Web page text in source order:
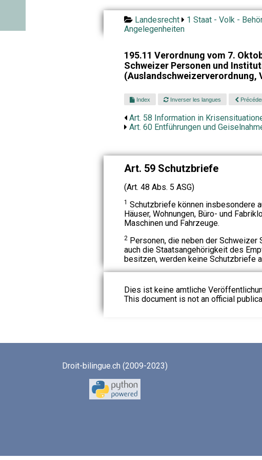
Landesrecht 1 Staat - Volk -
Angelegenheiten
195.11 Verordnung vom 7.
Schweizer Personen und
(Auslandschweizerverordnung,
Index Inverser les langues
Art. 58 Information in
Art. 60 Entführungen und
Art. 59 Schutzbriefe
(Art. 48 Abs. 5 ASG)
1 Schutzbriefe können insbesondere
Häuser, Wohnungen, Büro- und
Maschinen und Fahrzeuge.
2Personen, die neben der Schweizer
auch die Staatsangehörigkeit des
besitzen, werden keine Schutzbriefe
Dies ist keine amtliche
This document is not an official
Droit-bilingue.ch (2009-2023)